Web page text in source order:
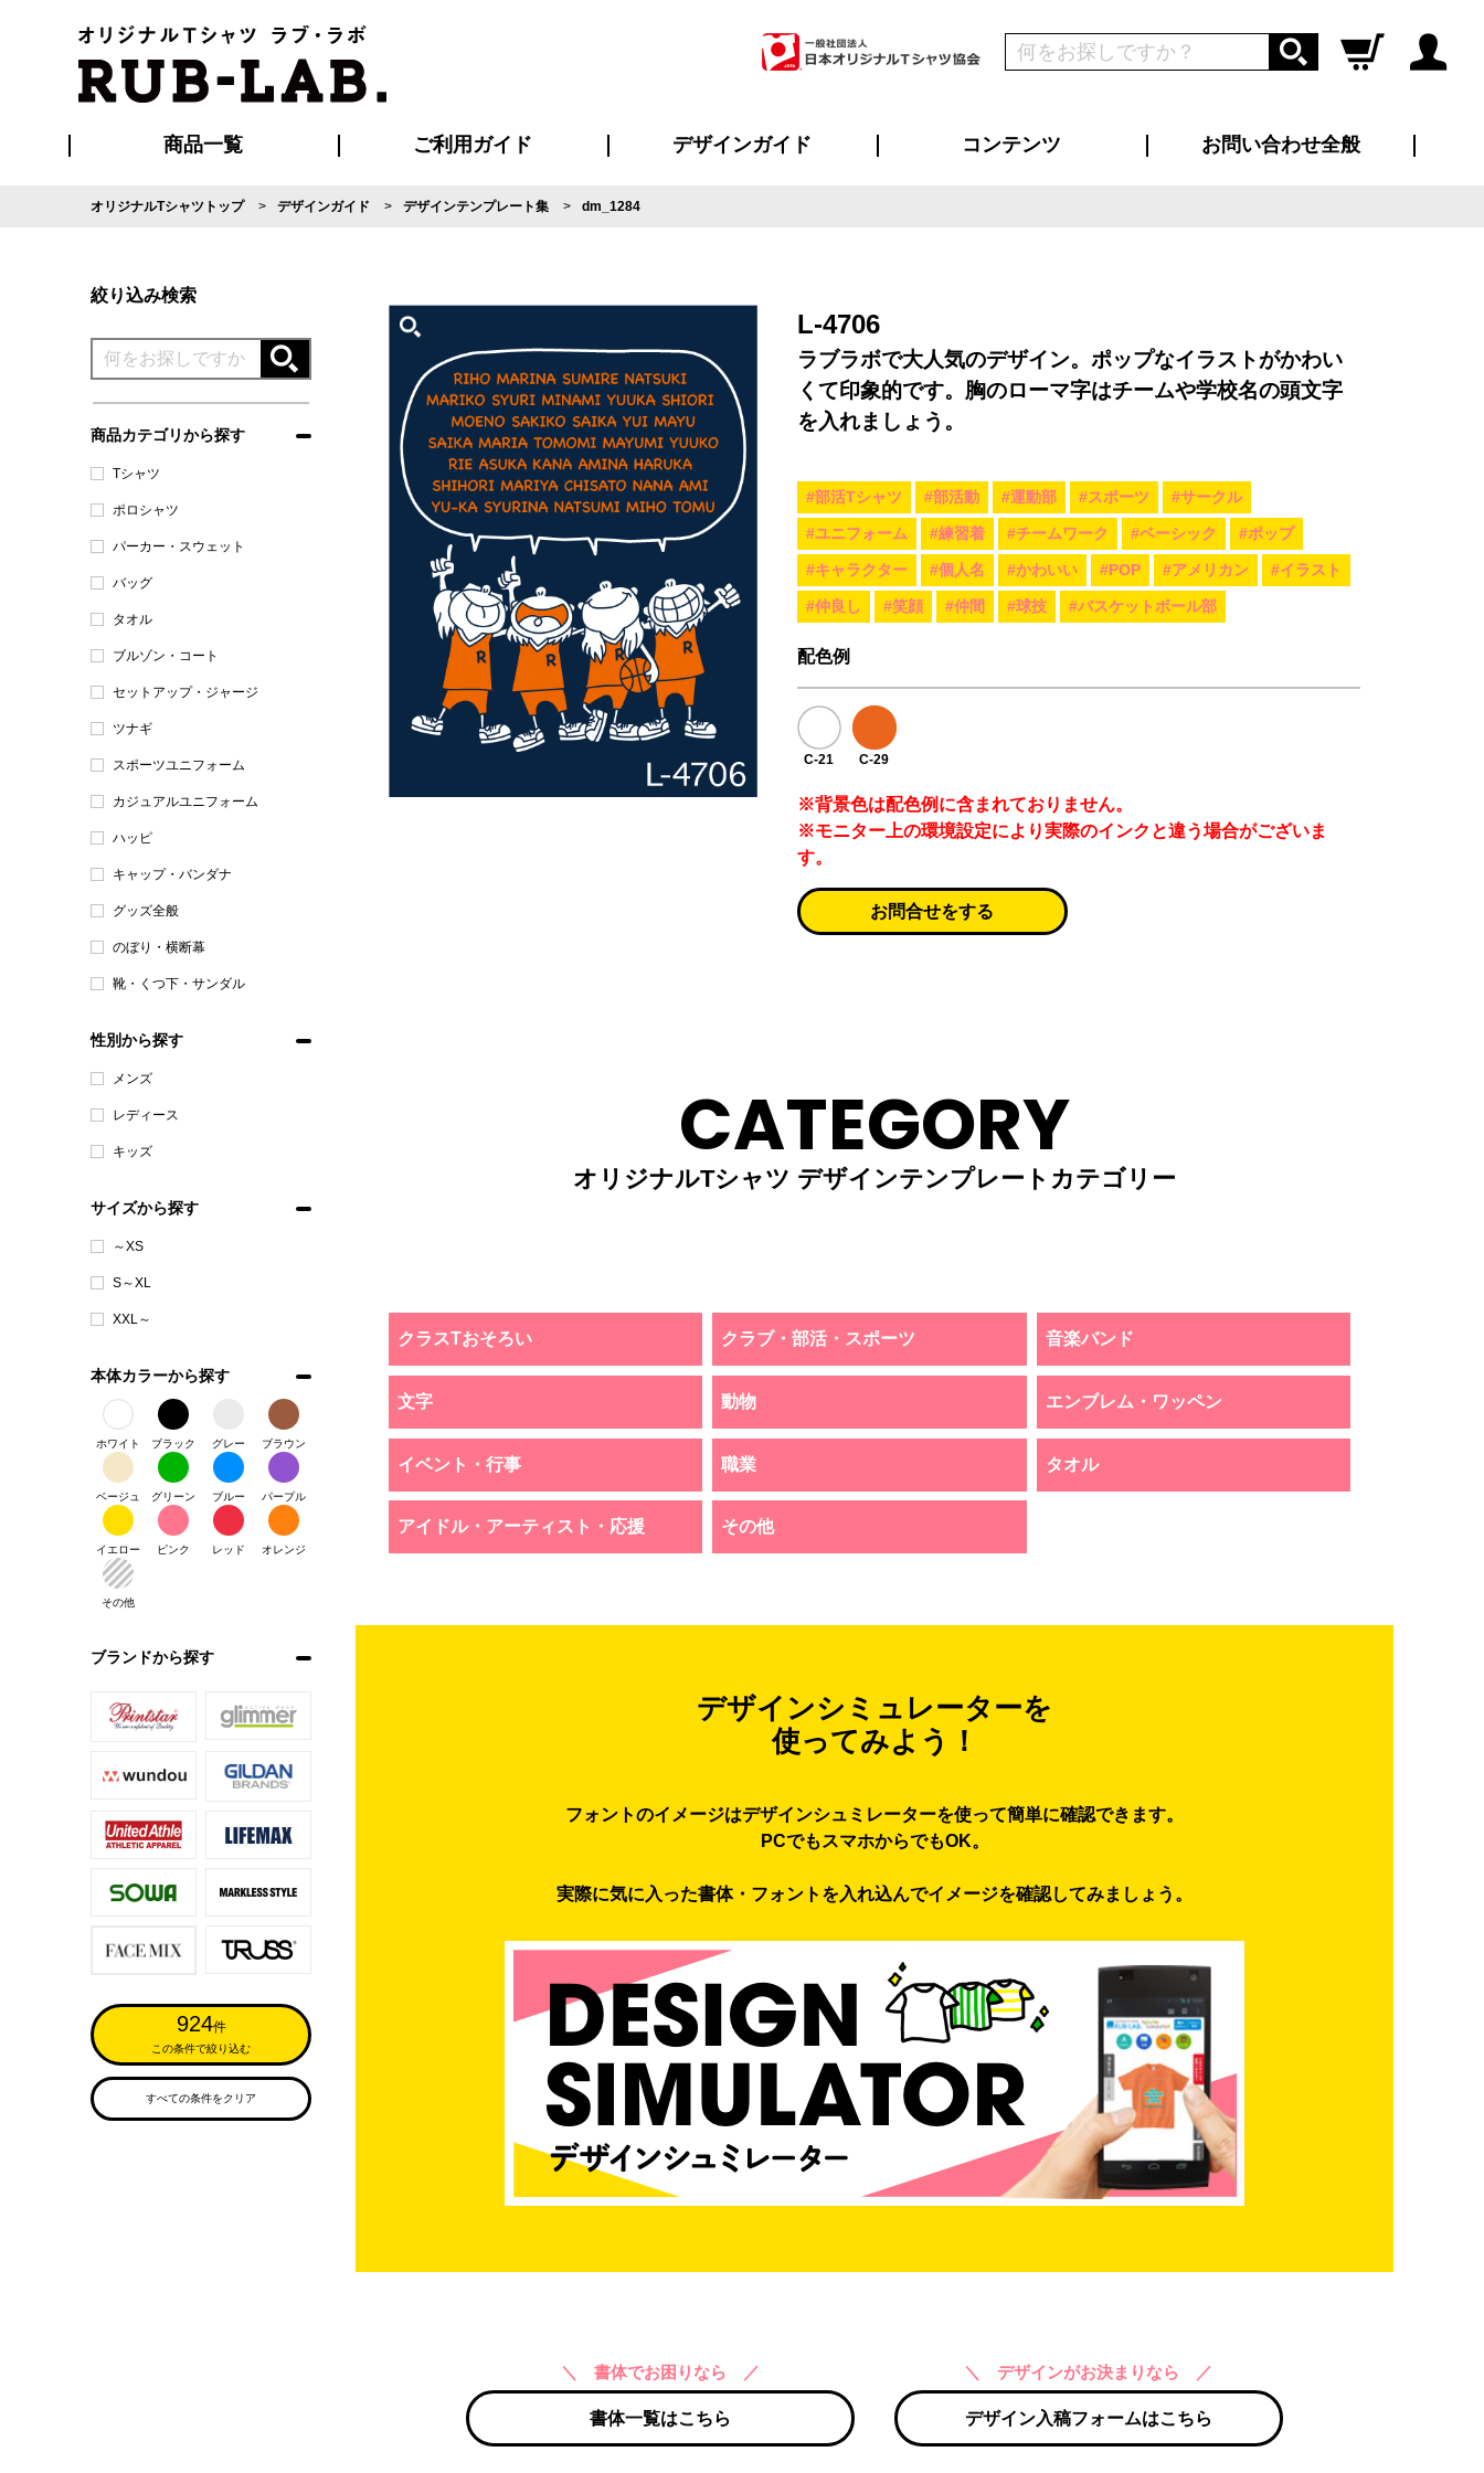
ログイン
商品一覧 ご利用ガイド
ご利用ガイド
はじめての方へ
再注文の方へ
お支払い方法について
割引まとめページ
発送・特急サービスについて
版の保管期限について
マイページ会員のメリット
よくあるご質問
デザインガイド コンテンツ お問い合わせ全般
オリジナルTシャツトップ デザインガイド デザインテンプレート集 dm_1284
絞り込み検索
商品カテゴリから探す
Tシャツ
ポロシャツ
パーカー・スウェット
バッグ
タオル
ブルゾン・コート
セットアップ・ジャージ
ツナギ
スポーツユニフォーム
カジュアルユニフォーム
ハッピ
キャップ・バンダナ
グッズ全般
のぼり・横断幕
靴・くつ下・サンダル
性別から探す
メンズ
レディース
キッズ
サイズから探す
～XS
S～XL
XXL～
本体カラーから探す
ホワイト ブラック グレー ブラウン
ベージュ グリーン ブルー パープル
イエロー ピンク レッド オレンジ
その他
ブランドから探す
924件
この条件で絞り込む
すべての条件をクリア
L-4706
ラブラボで大人気のデザイン。ポップなイラストがかわい
くて印象的です。胸のローマ字はチームや学校名の頭文字
を入れましょう。
#部活Tシャツ #部活動 #運動部 #スポーツ #サークル
#ユニフォーム #練習着 #チームワーク #ベーシック #ポップ
#キャラクター #個人名 #かわいい #POP #アメリカン #イラスト
#仲良し #笑顔 #仲間 #球技 #バスケットボール部
配色例
C-21 C-29
※背景色は配色例に含まれておりません。
※モニター上の環境設定により実際のインクと違う場合がございま
す。
お問合せをする
CATEGORY
オリジナルTシャツ デザインテンプレートカテゴリー
クラスTおそろい クラブ・部活・スポーツ 音楽バンド
文字 動物 エンブレム・ワッペン
イベント・行事 職業 タオル
アイドル・アーティスト・応援 その他
デザインシミュレーターを
使ってみよう！
フォントのイメージはデザインシュミレーターを使って簡単に確認できます。
PCでもスマホからでもOK。
実際に気に入った書体・フォントを入れ込んでイメージを確認してみましょう。
＼ 書体でお困りなら ／
書体一覧はこちら
＼ デザインがお決まりなら ／
デザイン入稿フォームはこちら